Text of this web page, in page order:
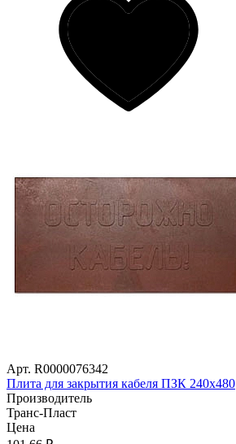
Арт. R0000076342
Плита для закрытия кабеля ПЗК 240х480
Производитель
Транс-Пласт
Цена